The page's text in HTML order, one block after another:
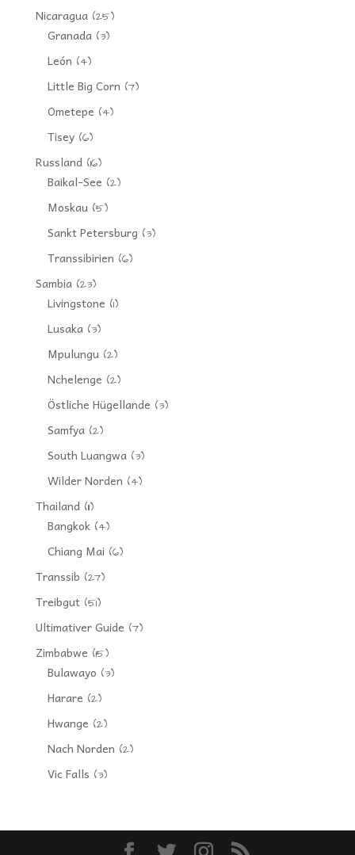
Nicaragua(25)
Granada(3)
León (4)
Little Big Corn (7)
Ometepe (4)
Tisey(6)
Russland(16)
Baikal-See (2)
Moskau(5)
Sankt Petersburg (3)
Transsibirien (6)
Sambia(23)
Livingstone (1)
Lusaka(3)
Mpulungu(2)
Nchelenge (2)
Östliche Hügellande (3)
Samfya(2)
South Luangwa(3)
Wilder Norden (4)
Thailand(11)
Bangkok(4)
Chiang Mai (6)
Transsib (27)
Treibgut(51)
Ultimativer Guide (7)
Zimbabwe (15)
Bulawayo (3)
Harare (2)
Hwange (2)
Nach Norden (2)
Vic Falls (3)